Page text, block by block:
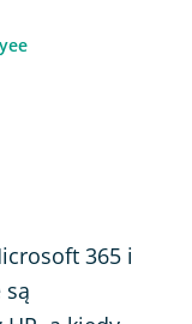
365 i